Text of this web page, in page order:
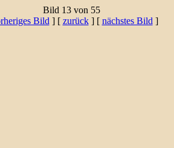
Bild 13 von 55
Bild] [ zurück] [ nächstes Bild]